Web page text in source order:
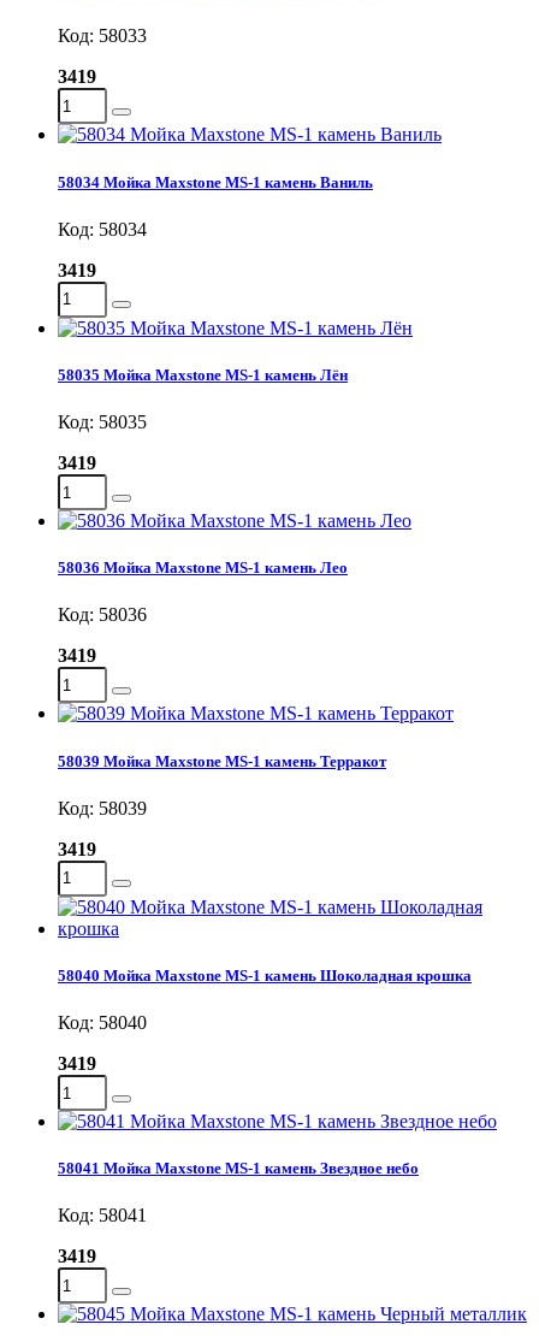
Код: 58033
3419
58034 Мойка Maxstone MS-1 камень Ваниль
Код: 58034
3419
58035 Мойка Maxstone MS-1 камень Лён
Код: 58035
3419
58036 Мойка Maxstone MS-1 камень Лео
Код: 58036
3419
58039 Мойка Maxstone MS-1 камень Терракот
Код: 58039
3419
58040 Мойка Maxstone MS-1 камень Шоколадная крошка
Код: 58040
3419
58041 Мойка Maxstone MS-1 камень Звездное небо
Код: 58041
3419